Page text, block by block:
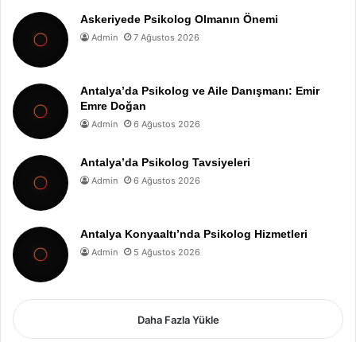
Askeriyede Psikolog Olmanın Önemi
Admin 7 Ağustos 2026
Antalya’da Psikolog ve Aile Danışmanı: Emir
Emre Doğan
Admin 6 Ağustos 2026
Antalya’da Psikolog Tavsiyeleri
Admin 6 Ağustos 2026
Antalya Konyaaltı’nda Psikolog Hizmetleri
Admin 5 Ağustos 2026
Daha Fazla Yükle